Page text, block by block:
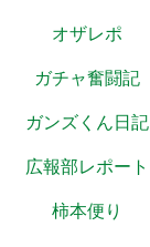
オザレポ
ガチャ奮闘記
ガンズくん日記
広報部レポート
柿本便り